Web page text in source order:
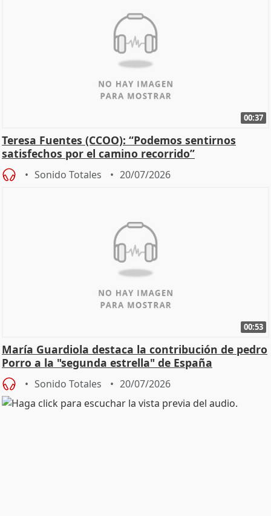
00:37
Teresa Fuentes (CCOO): “Podemos sentirnos
satisfechos por el camino recorrido”
Sonido Totales 20/07/2026
00:53
María Guardiola destaca la contribución de pedro
Porro a la "segunda estrella" de España
Sonido Totales 20/07/2026